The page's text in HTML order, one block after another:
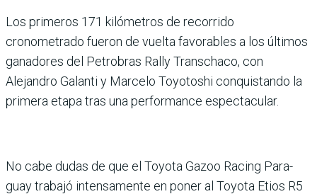
Los primeros 171 kiló­metros de recorrido
cronometrado fue­ron de vuelta favorables a los últimos
ganadores del Petro­bras Rally Transchaco, con
Alejandro Galanti y Marcelo Toyotoshi conquistando la
primera etapa tras una per­formance espectacular.
No cabe dudas de que el Toyota Gazoo Racing Para­
guay trabajó intensamente en poner al Toyota Etios R5